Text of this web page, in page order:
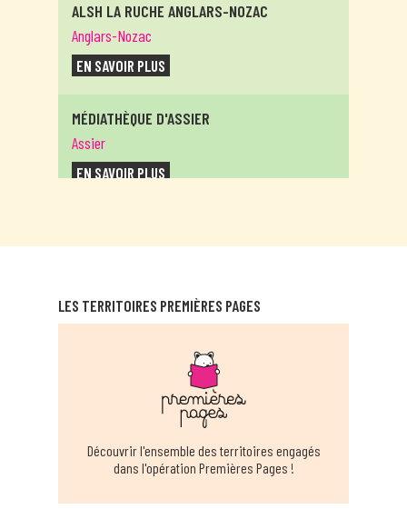
ALSH LA RUCHE ANGLARS-NOZAC
Anglars-Nozac
EN SAVOIR PLUS
MÉDIATHÈQUE D'ASSIER
Assier
EN SAVOIR PLUS
Bagnac-sur-Célé
BIARS
LES TERRITOIRES PREMIÈRES PAGES
Découvrir l'ensemble des territoires engagés
dans l'opération Premières Pages !